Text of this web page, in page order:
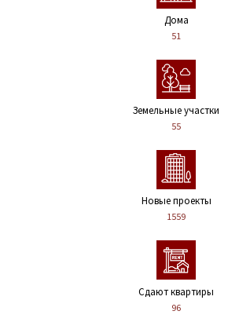
Дома
51
Земельные участки
55
Новые проекты
1559
Сдают квартиры
96